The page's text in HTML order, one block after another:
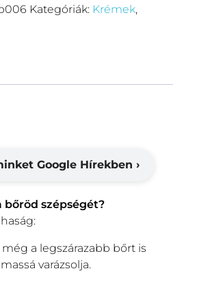
Kategóriák: Krémek,
Google Hírekben ›
bőröd szépségét?
a legszárazabb bőrt is
varázsolja.